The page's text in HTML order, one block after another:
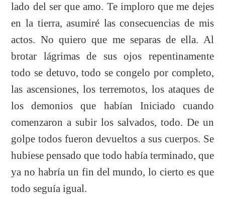
lado del ser que amo. Te imploro que me dejes
en la tierra, asumiré las consecuencias de mis
actos. No quiero que me separas de ella. Al
brotar lágrimas de sus ojos repentinamente
todo se detuvo, todo se congelo por completo,
las ascensiones, los terremotos, los ataques de
los demonios que habían Iniciado cuando
comenzaron a subir los salvados, todo. De un
golpe todos fueron devueltos a sus cuerpos. Se
hubiese pensado que todo había terminado, que
ya no habría un fin del mundo, lo cierto es que
todo seguía igual.